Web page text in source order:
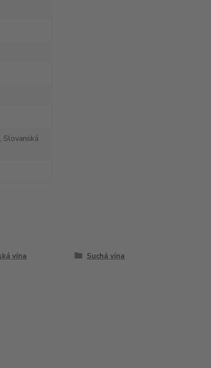
Slovanská
vína
Suchá vína